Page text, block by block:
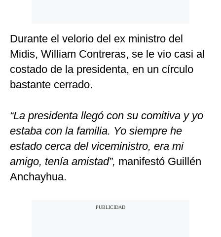
Durante el velorio del ex ministro del
Midis, William Contreras, se le vio casi al
costado de la presidenta, en un círculo
bastante cerrado.
“La presidenta llegó con su comitiva y yo
estaba con la familia. Yo siempre he
estado cerca del viceministro, era mi
amigo, tenía amistad”, manifestó Guillén
Anchayhua.